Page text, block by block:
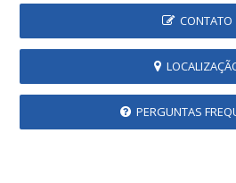
CONTATO
PERGUNTAS